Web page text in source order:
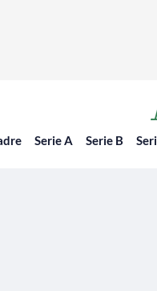
Serie A Serie B